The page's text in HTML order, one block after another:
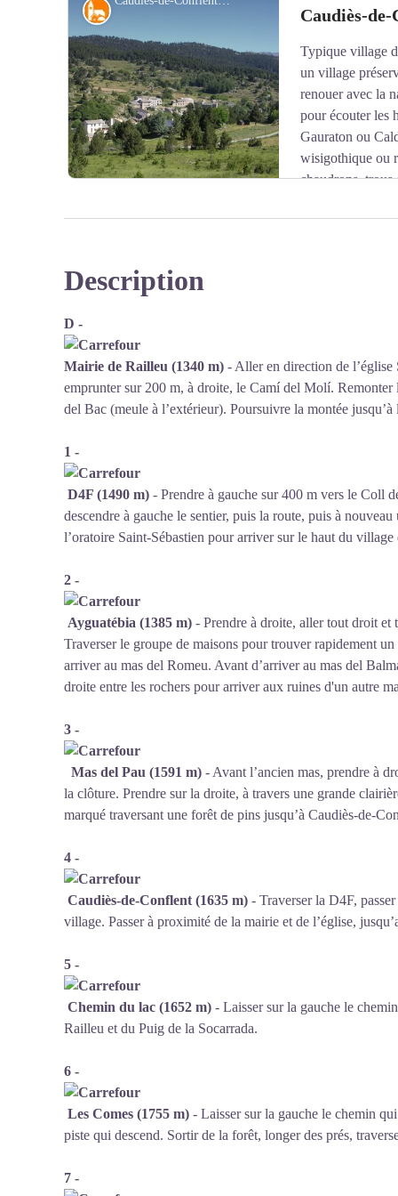
Voir l'image en plein écran
charmant petit moulin entièrement reconstruit entre
nombreux bénévoles de l’association « Garrotxes
Voir l'image en plein écran
Localité Caudiès-
Typique village
un village
renouer avec la
pour écouter les
Gauraton ou
wisigothique ou
chaudrons, trous
villages fortifés à la fin du XIIème siècle. Détruite au
Description
D -
Mairie de Railleu (1340 m) - Aller en direction de l’église
emprunter sur 200 m, à droite, le Camí del Molí. Remonter
del Bac (meule à l’extérieur). Poursuivre la montée jusqu’à
1 -
D4F (1490 m) - Prendre à gauche sur 400 m vers le Coll
descendre à gauche le sentier, puis la route, puis à
l’oratoire Saint-Sébastien pour arriver sur le haut du village
2 -
Ayguatébia (1385 m) - Prendre à droite, aller tout droit et
Traverser le groupe de maisons pour trouver rapidement
arriver au mas del Romeu. Avant d’arriver au mas del
droite entre les rochers pour arriver aux ruines d'un autre
3 -
Mas del Pau (1591 m) - Avant l’ancien mas, prendre à
la clôture. Prendre sur la droite, à travers une grande
marqué traversant une forêt de pins jusqu’à Caudiès-de-
4 -
Caudiès-de-Conflent (1635 m) - Traverser la D4F,
village. Passer à proximité de la mairie et de l’église,
5 -
Chemin du lac (1652 m) - Laisser sur la gauche le
Railleu et du Puig de la Socarrada.
6 -
Les Comes (1755 m) - Laisser sur la gauche le chemin
piste qui descend. Sortir de la forêt, longer des prés,
7 -